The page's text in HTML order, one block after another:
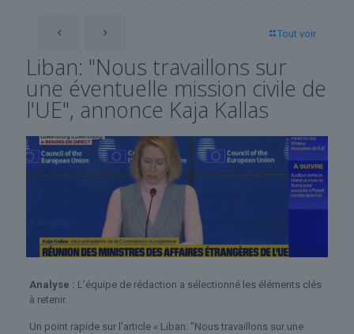
Tout voir
Liban: "Nous travaillons sur
une éventuelle mission civile de
l'UE", annonce Kaja Kallas
Analyse : L’équipe de rédaction a sélectionné les éléments clés
à retenir.
Un point rapide sur l'article « Liban: "Nous travaillons sur une